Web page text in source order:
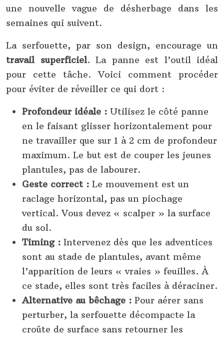
une nouvelle vague de désherbage dans les
semaines qui suivent.
La serfouette, par son design, encourage un
travail superficiel. La panne est l’outil idéal
pour cette tâche. Voici comment procéder
pour éviter de réveiller ce qui dort :
Profondeur idéale : Utilisez le côté panne
en le faisant glisser horizontalement pour
ne travailler que sur 1 à 2 cm de profondeur
maximum. Le but est de couper les jeunes
plantules, pas de labourer.
Geste correct : Le mouvement est un
raclage horizontal, pas un piochage
vertical. Vous devez « scalper » la surface
du sol.
Timing : Intervenez dès que les adventices
sont au stade de plantules, avant même
l’apparition de leurs « vraies » feuilles. À
ce stade, elles sont très faciles à déraciner.
Alternative au bêchage : Pour aérer sans
perturber, la serfouette décompacte la
croûte de surface sans retourner les